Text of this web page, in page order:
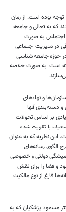
توجه بوده است. از زمان
که به تعالی و جامعه
به صورت
در مدیریت اجتماعی
حوزه جامعه شناسی
است. به صورت خلاصه
و نهادهای
دسته‌بندی آنها
بر اساس تحولات
یا تقویت شده
این نظریه که به عنوان
الگوی رسانه‌های
همیشگی دولتی و خصوصی
و فضا را برای نقش
فارغ از نوع مالکیت
مسعود پزشکیان که به